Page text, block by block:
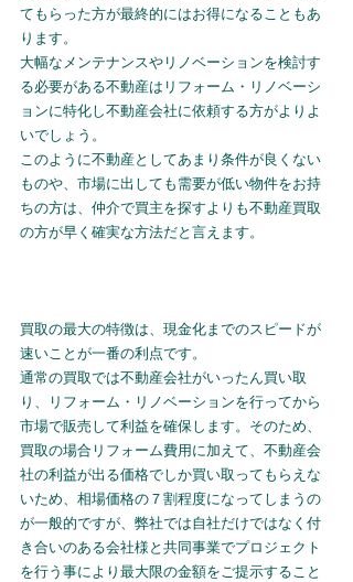
てもらった方が最終的にはお得になることもあ
ります。
大幅なメンテナンスやリノベーションを検討す
る必要がある不動産はリフォーム・リノベーシ
ョンに特化し不動産会社に依頼する方がよりよ
いでしょう。
このように不動産としてあまり条件が良くない
ものや、市場に出しても需要が低い物件をお持
ちの方は、仲介で買主を探すよりも不動産買取
の方が早く確実な方法だと言えます。
買取の最大の特徴は、現金化までのスピードが
速いことが一番の利点です。
通常の買取では不動産会社がいったん買い取
り、リフォーム・リノベーションを行ってから
市場で販売して利益を確保します。そのため、
買取の場合リフォーム費用に加えて、不動産会
社の利益が出る価格でしか買い取ってもらえな
いため、相場価格の７割程度になってしまうの
が一般的ですが、弊社では自社だけではなく付
き合いのある会社様と共同事業でプロジェクト
を行う事により最大限の金額をご提示すること